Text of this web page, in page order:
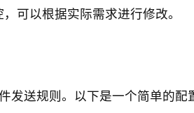
可以根据实际需求进行修改。
发送规则。以下是一个简单的配